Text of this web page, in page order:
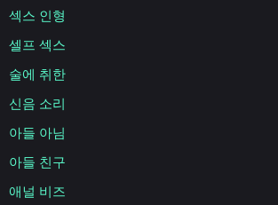
섹스 인형
셀프 섹스
술에 취한
신음 소리
아들 아님
아들 친구
애널 비즈